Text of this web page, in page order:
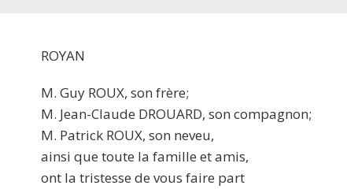
ROYAN
M. Guy ROUX, son frère;
M. Jean-Claude DROUARD, son compagnon;
M. Patrick ROUX, son neveu,
ainsi que toute la famille et amis,
ont la tristesse de vous faire part